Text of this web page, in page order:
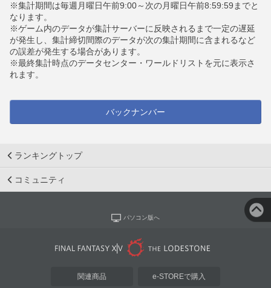
※集計期間は毎週月曜日午前9:00～次の月曜日午前8:59:59までと
なります。
※ゲーム内のデータが集計サーバーに反映されるまで一定の遅延
が発生し、集計締切間際のデータが次の集計期間に含まれるなど
の誤差が発生する場合があります。
※最終集計時点のデータセンター・ワールドリストを元に表示さ
れます。
バックナンバー
ランキングトップ
コミュニティ
パソコン版へ
関連商品 e-STOREで購入